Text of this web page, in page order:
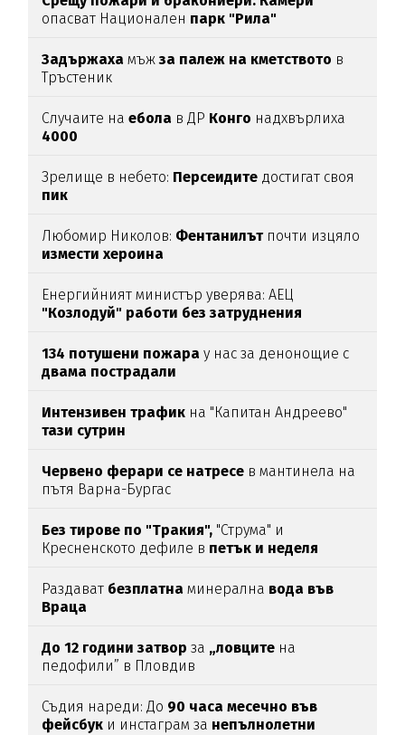
опасват Национален парк "Рила"
Задържаха мъжза палеж на кметството в
Тръстеник
Случаите наебола в ДР Конго надхвърлиха
4000
Зрелище в небето: Персеидите достигат своя
пик
Любомир Николов: Фентанилътпочти изцяло
измести хероина
Енергийният министър уверява: АЕЦ
"Козлодуй" работи без затруднения
134 потушени пожара у нас за денонощие с
двама пострадали
Интензивен трафик на "Капитан Андреево"
тази сутрин
Червено ферари се натресе в мантинела на
пътя Варна-Бургас
Без тирове по "Тракия", "Струма" и
Кресненското дефиле в петък и неделя
Раздават безплатна минерална вода във
Враца
До 12 години затвор за „ловците на
педофили” в Пловдив
Съдия нареди: До 90 часа месечно във
фейсбук и инстаграм за непълнолетни